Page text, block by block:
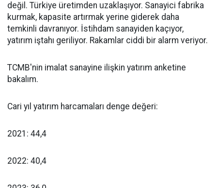
değil. Türkiye üretimden uzaklaşıyor. Sanayici fabrika
kurmak, kapasite artırmak yerine giderek daha
temkinli davranıyor. İstihdam sanayiden kaçıyor,
yatırım iştahı geriliyor. Rakamlar ciddi bir alarm veriyor.
TCMB'nin imalat sanayine ilişkin yatırım anketine
bakalım.
Cari yıl yatırım harcamaları denge değeri:
2021: 44,4
2022: 40,4